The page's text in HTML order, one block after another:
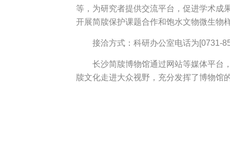
等，为研究者提供交流平台，促进学术成
开展简牍保护课题合作和饱水文物微生物
接洽方式：科研办公室电话为[0731-
长沙简牍博物馆通过网站等媒体平台
牍文化走进大众视野，充分发挥了博物馆